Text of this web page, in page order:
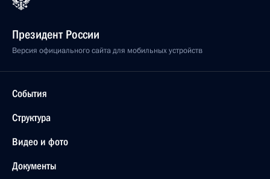
Президент России
Версия официального сайта для мобильных устройств
События
Структура
Видео и фото
Документы